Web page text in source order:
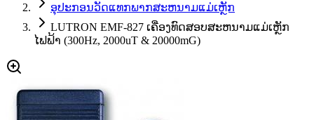
ອຸປະກອນວັດແທກພາກສະຫນາມແມ່ເຫຼັກ
LUTRON EMF-827 ເຄື່ອງທົດສອບສະຫນາມແມ່ເຫຼັກ
ໄຟຟ້າ (300Hz, 2000uT & 20000mG)